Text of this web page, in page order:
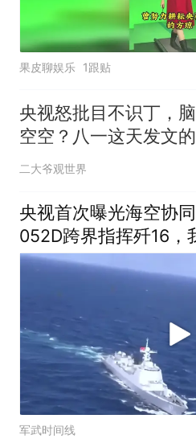
果皮聊娱乐 1跟贴
央视怒批目不识丁，
空空？八一这天发文的
和伟，丢尽了脸面！
二大爷观世界
央视首次曝光海空协
052D跨界指挥歼16，
有多绝？
军武时间线